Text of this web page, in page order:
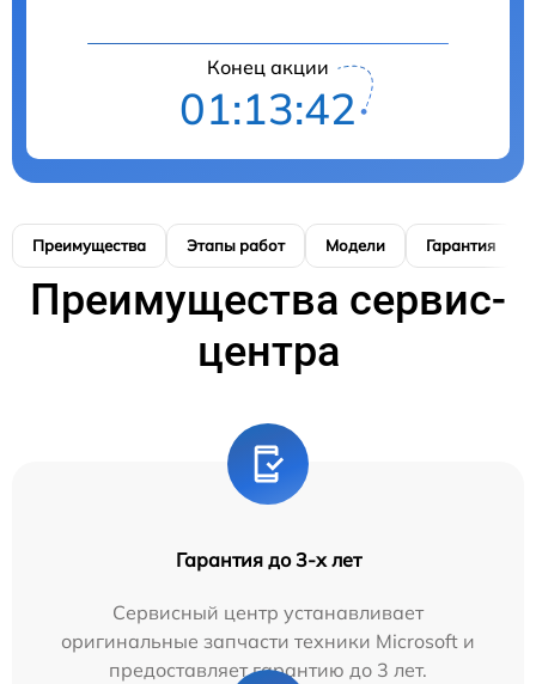
Конец акции
01:13:41
Преимущества Этапы работ Модели Гарантия
Преимущества сервис-
центра
Гарантия до 3-х лет
Сервисный центр устанавливает
оригинальные запчасти техники Microsoft и
предоставляет гарантию до 3 лет.